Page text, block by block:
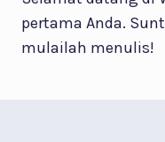
pertama Anda.
mulailah menulis!